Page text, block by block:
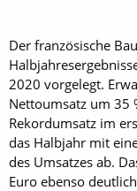
Der französische
2020 vorgelegt.
Nettoumsatz um 35
Rekordumsatz im
das Halbjahr mit
des Umsatzes ab.
Euro ebenso